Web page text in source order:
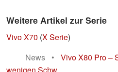
Weitere Artikel zur Serie
Vivo X70 (X Serie)
News
•
Vivo X80 Pro –